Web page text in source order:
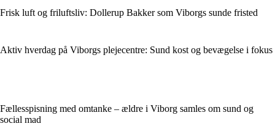
Frisk luft og friluftsliv: Dollerup Bakker som Viborgs sunde fristed
Aktiv hverdag på Viborgs plejecentre: Sund kost og bevægelse i fokus
Fællesspisning med omtanke – ældre i Viborg samles om sund og
social mad